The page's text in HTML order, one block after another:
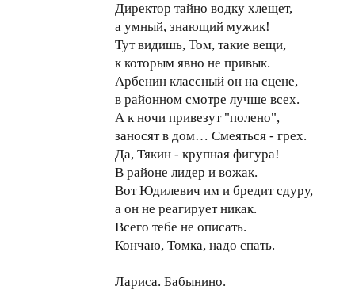
Директор тайно водку хлещет,
а умный, знающий мужик!
Тут видишь, Том, такие вещи,
к которым явно не привык.
Арбенин классный он на сцене,
в районном смотре лучше всех.
А к ночи привезут "полено",
заносят в дом… Смеяться - грех.
Да, Тякин - крупная фигура!
В районе лидер и вожак.
Вот Юдилевич им и бредит сдуру,
а он не реагирует никак.
Всего тебе не описать.
Кончаю, Томка, надо спать.
Лариса. Бабынино.